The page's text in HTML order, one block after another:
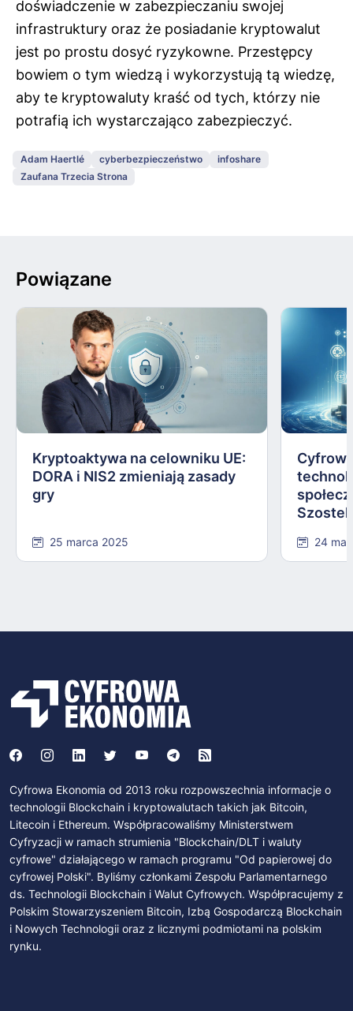
doświadczenie w zabezpieczaniu swojej
infrastruktury oraz że posiadanie kryptowalut
jest po prostu dosyć ryzykowne. Przestępcy
bowiem o tym wiedzą i wykorzystują tą wiedzę,
aby te kryptowaluty kraść od tych, którzy nie
potrafią ich wystarczająco zabezpieczyć.
Adam Haertlé cyberbezpieczeństwo
infoshare
Zaufana Trzecia Strona
Powiązane
Kryptoaktywa na celowniku UE:
DORA i NIS2 zmieniają zasady
gry
25 marca 2025 24
Cyfrowa Ekonomia od 2013 roku rozpowszechnia informacje o
technologii Blockchain i kryptowalutach takich jak Bitcoin,
Litecoin i Ethereum. Współpracowaliśmy Ministerstwem
Cyfryzacji w ramach strumienia "Blockchain/DLT i waluty
cyfrowe" działającego w ramach programu "Od papierowej do
cyfrowej Polski". Byliśmy członkami Zespołu Parlamentarnego
ds. Technologii Blockchain i Walut Cyfrowych. Współpracujemy z
Polskim Stowarzyszeniem Bitcoin, Izbą Gospodarczą Blockchain
i Nowych Technologii oraz z licznymi podmiotami na polskim
rynku.